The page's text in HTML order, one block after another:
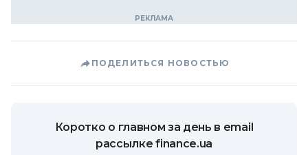
ПОДЕЛИТЬСЯ НОВОСТЬЮ
Коротко о главном за день в email
рассылке finance.ua